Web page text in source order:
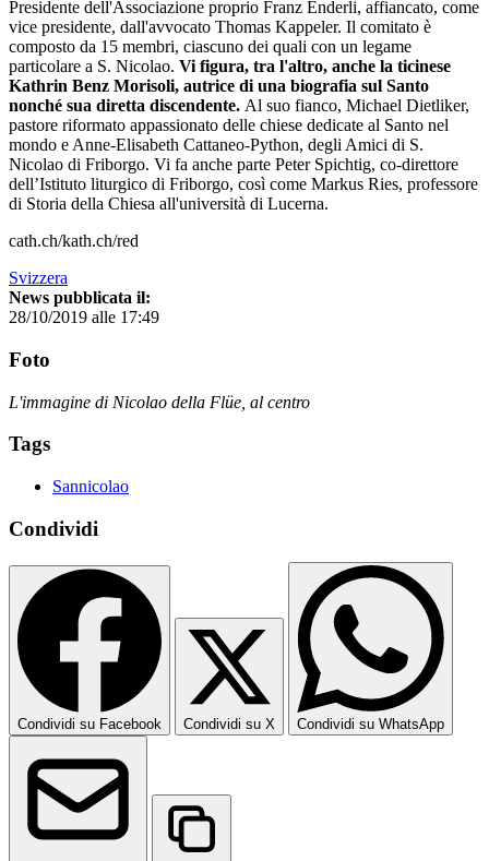
Presidente dell'Associazione proprio Franz Enderli, affiancato, come
vice presidente, dall'avvocato Thomas Kappeler. Il comitato è
composto da 15 membri, ciascuno dei quali con un legame
particolare a S. Nicolao. Vi figura, tra l'altro, anche la ticinese
Kathrin Benz Morisoli, autrice di una biografia sul Santo
nonché sua diretta discendente. Al suo fianco, Michael Dietliker,
pastore riformato appassionato delle chiese dedicate al Santo nel
mondo e Anne-Elisabeth Cattaneo-Python, degli Amici di S.
Nicolao di Friborgo. Vi fa anche parte Peter Spichtig, co-direttore
dell’Istituto liturgico di Friborgo, così come Markus Ries, professore
di Storia della Chiesa all'università di Lucerna.
cath.ch/kath.ch/red
Svizzera
News pubblicata il:
28/10/2019 alle 17:49
Foto
L'immagine di Nicolao della Flüe, al centro
Tags
Sannicolao
Condividi
Condividi su Facebook Condividi su X Condividi su WhatsApp